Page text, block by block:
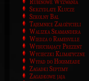
Rubinowe Wyzwania
Skrzydlate Klucze
Szkolny Bal
Tajemnice Założycieli
Walizka Skamandera
Wiedza o Ramesville
Wybuchający Prezent
Wycieczki Klimatyczne
Wypad do Hogsmeade
Zagadki Septimy
Zagadkowe jaja